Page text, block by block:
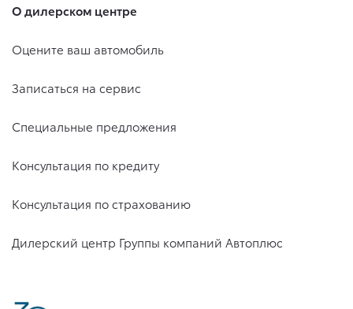
О дилерском центре
Оцените ваш автомобиль
Записаться на сервис
Специальные предложения
Консультация по кредиту
Консультация по страхованию
Дилерский центр Группы компаний Автоплюс